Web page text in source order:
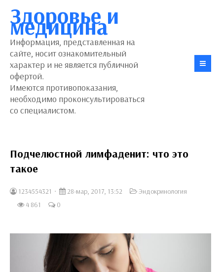
Здоровье и
медицина
Информация, представленная на
сайте, носит ознакомительный
характер и не является публичной
офертой.
Имеются противопоказания,
необходимо проконсультироваться
со специалистом.
Подчелюстной лимфаденит: что это
такое
1234554321 28-мар, 2017, 13:52
Эндокринология
4 861
0